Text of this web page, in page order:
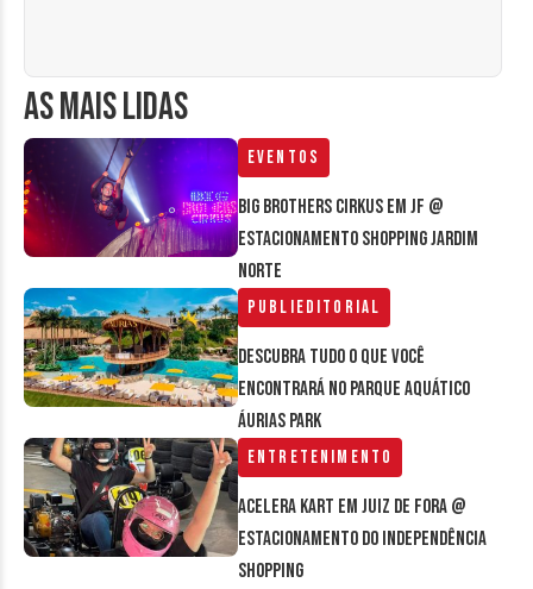
AS MAIS LIDAS
Eventos
Big Brothers Cirkus em JF @
estacionamento Shopping Jardim
Norte
Publieditorial
Descubra tudo o que você
encontrará no parque aquático
Áurias Park
Entretenimento
Acelera Kart em Juiz de Fora @
estacionamento do Independência
Shopping